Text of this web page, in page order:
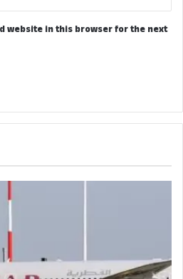
website in this browser for the next